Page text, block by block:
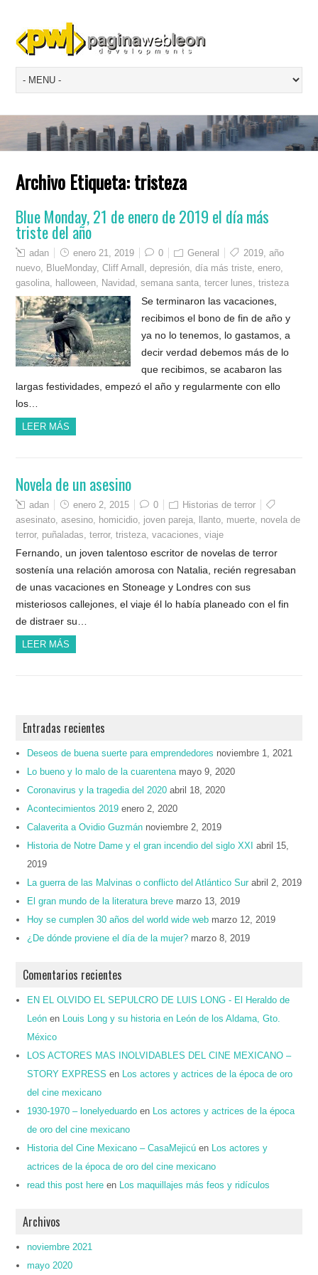
Archivo Etiqueta:tristeza
Blue Monday, 21 de enero de 2019 el día más
triste del año
adan enero 21, 2019 0 General 2019 ,año
nuevo
BlueMonday,Cliff Arnall ,depresión ,día más triste ,enero
gasolina
halloween Navidad ,semana santa ,tercer lunes ,tristeza
Se terminaron las vacaciones,
recibimos el bono de fin de año y
ya no lo tenemos, lo gastamos, a
decir verdad debemos más de lo
que recibimos, se acabaron las
largas festividades, empezó el año y regularmente con ello
los…
LEER MÁS
Novela de un asesino
adan enero 2, 2015 0
Historias de terror
asesinato ,asesino homicidio joven pareja llanto muerte novela de
terror, puñaladas ,terror,tristeza ,vacaciones ,viaje
Fernando, un joven talentoso escritor de novelas de terror
sostenía una relación amorosa con Natalia, recién regresaban
de unas vacaciones en Stoneage y Londres con sus
misteriosos callejones, el viaje él lo había planeado con el fin
de distraer su…
LEER MÁS
Entradas recientes
Deseos de buena suerte para emprendedores noviembre 1, 2021
Lo bueno y lo malo de la cuarentena mayo 9, 2020
Coronavirus y la tragedia del 2020 abril 18, 2020
Acontecimientos 2019 enero 2, 2020
Calaverita a Ovidio Guzmán noviembre 2, 2019
Historia de Notre Dame y el gran incendio del siglo XXI
abril 15,
2019
La guerra de las Malvinas o conflicto del Atlántico Sur abril 2, 2019
El gran mundo de la literatura breve marzo 13, 2019
Hoy se cumplen 30 años del world wide web marzo 12, 2019
¿De dónde proviene el día de la mujer? marzo 8, 2019
Comentarios recientes
EN EL OLVIDO EL SEPULCRO DE LUIS LONG - El Heraldo de
León en
Louis Long y su historia en León de los Aldama, Gto.
México
LOS ACTORES MAS INOLVIDABLES DEL CINE MEXICANO –
STORY EXPRESS en
Los actores y actrices de la época de oro
del cine mexicano
1930-1970 – lonelyeduardo en
Los actores y actrices de la época
de oro del cine mexicano
Historia del Cine Mexicano – CasaMejicú en
Los actores y
actrices de la época de oro del cine mexicano
read this post here en Los maquillajes más feos y ridículos
Archivos
noviembre 2021
mayo 2020